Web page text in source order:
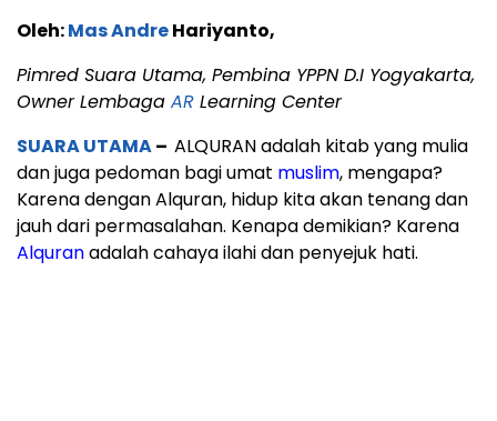
Oleh:Mas AndreHariyanto,
Pimred Suara Utama, Pembina YPPN D.I Yogyakarta,
Owner Lembaga AR Learning Center
SUARA UTAMA– ALQURAN adalah kitab yang mulia
dan juga pedoman bagi umat muslim, mengapa?
Karena dengan Alquran, hidup kita akan tenang dan
jauh dari permasalahan. Kenapa demikian? Karena
Alquranadalah cahaya ilahi dan penyejuk hati.